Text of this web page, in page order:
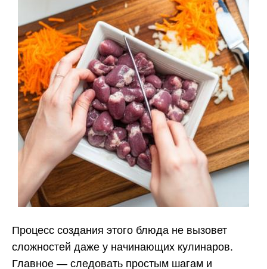
Процесс создания этого блюда не вызовет
сложностей даже у начинающих кулинаров.
Главное — следовать простым шагам и